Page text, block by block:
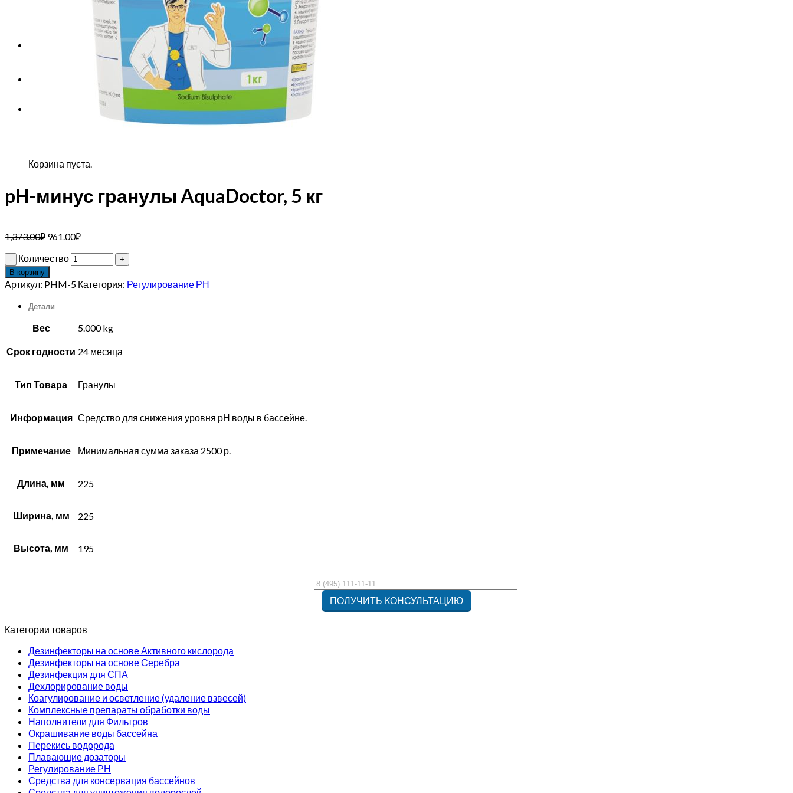
Корзина пуста.
Корзина пуста.
pH-минус гранулы AquaDoctor, 5 кг
1,373.00₽ 961.00₽
Количество
В корзину
Артикул: PHM-5 Категория: Регулирование РН
Детали
Вес 5.000 kg
Срок годности 24 месяца
Тип Товара Гранулы
Информация Средство для снижения уровня рН воды в бассейне.
Примечание Минимальная сумма заказа 2500 р.
Длина, мм 225
Ширина, мм 225
Высота, мм 195
Категории товаров
Дезинфекторы на основе Активного кислорода
Дезинфекторы на основе Серебра
Дезинфекция для СПА
Дехлорирование воды
Коагулирование и осветление (удаление взвесей)
Комплексные препараты обработки воды
Наполнители для Фильтров
Окрашивание воды бассейна
Перекись водорода
Плавающие дозаторы
Регулирование РН
Средства для консервация бассейнов